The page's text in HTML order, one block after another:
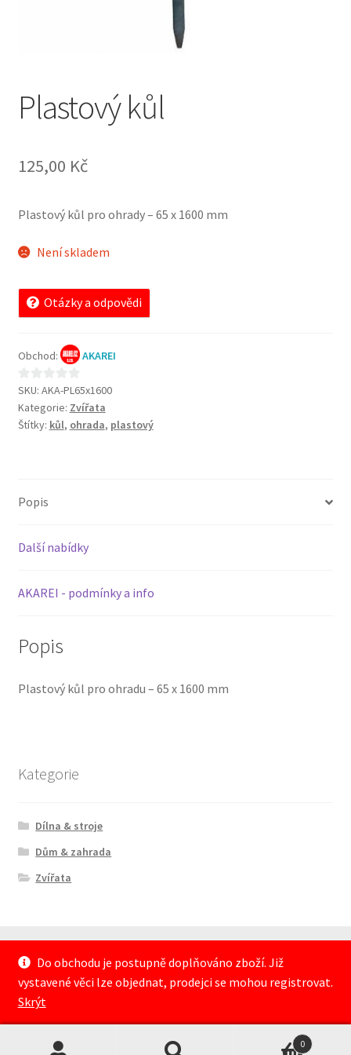
Do obchodu je postupně doplňováno zboží. Již
vystavené věci lze objednat, prodejci se mohou registrovat.
Skrýt
Plastový kůl
125,00 Kč
Plastový kůl pro ohrady – 65 x 1600 mm
Není skladem
Otázky a odpovědi
Obchod: AKAREI
0
z
5
SKU: AKA-PL65x1600
Kategorie: Zvířata
Štítky: kůl, ohrada, plastový
Popis
Další nabídky
AKAREI - podmínky a info
Popis
Plastový kůl pro ohradu – 65 x 1600 mm
Kategorie
Dílna & stroje
Dům & zahrada
Zvířata
© Domi MARKET 2018
0